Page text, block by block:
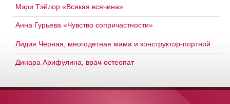
Мэри Тэйлор «Всякая всячина»
Анна Гурьева «Чувство сопричастности»
Лидия Черная, многодетная мама и конструктор-портной
Динара Арифулина, врач-остеопат